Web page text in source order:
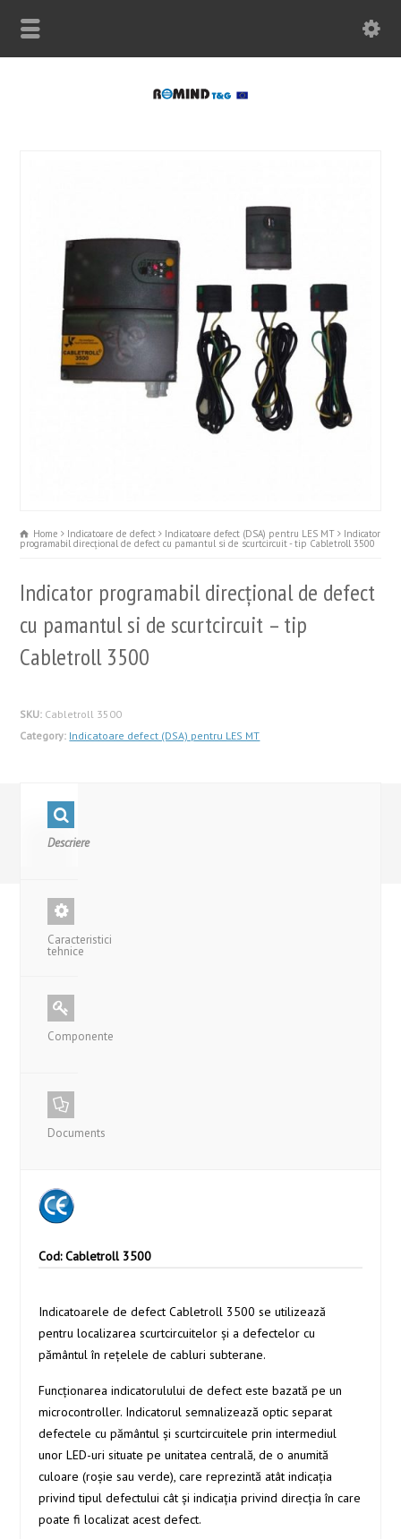
Home Indicatoare de defect Indicatoare defect (DSA) pentru LES MT Indicator
programabil direcţional de defect cu pamantul si de scurtcircuit - tip Cabletroll 3500
Indicator programabil direcţional de defect
cu pamantul si de scurtcircuit – tip
Cabletroll 3500
SKU: Cabletroll 3500
Category: Indicatoare defect (DSA) pentru LES MT
Descriere
Caracteristici
tehnice
Componente
Documents
Cod: Cabletroll 3500
Indicatoarele de defect Cabletroll 3500 se utilizează
pentru localizarea scurtcircuitelor şi a defectelor cu
pământul în reţelele de cabluri subterane.
Funcţionarea indicatorulului de defect este bazată pe un
microcontroller. Indicatorul semnalizează optic separat
defectele cu pământul şi scurtcircuitele prin intermediul
unor LED-uri situate pe unitatea centrală, de o anumită
culoare (roşie sau verde), care reprezintă atât indicaţia
privind tipul defectului cât şi indicaţia privind direcţia în care
poate fi localizat acest defect.